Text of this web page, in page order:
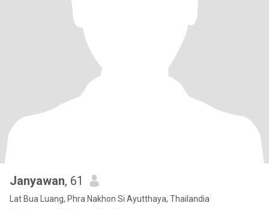
Janyawan, 61
Lat Bua Luang, Phra Nakhon Si Ayutthaya, Thailandia